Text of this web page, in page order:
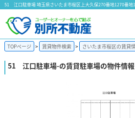
51 江口駐車場 埼玉県さいたま市桜区上大久保270番地1270番地
TOPページ 賃貸物件検索 さいたま市桜区の賃貸
51 江口駐車場-の賃貸駐車場の物件情報